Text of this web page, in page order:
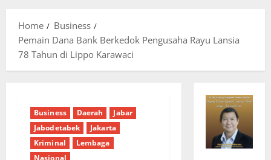
Home
Business
Pemain Dana Bank Berkedok Pengusaha Rayu Lansia
78 Tahun di Lippo Karawaci
Business Daerah
Jabar
Jabodetabek
Jakarta
Kriminal
Lembaga
Nasional